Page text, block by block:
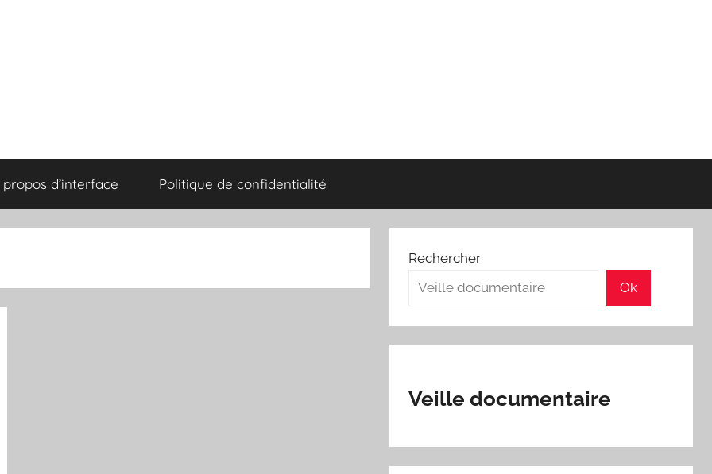
propos d’interface Politique de confidentialité
Rechercher
Ok
Veille documentaire